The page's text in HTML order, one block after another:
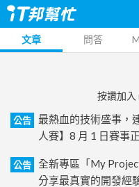
文章 問答
按讚加入
公告
最熱血的技術盛事，
人賽】8 月 1 日賽事
公告
全新專區「My
分享最真實的開發經